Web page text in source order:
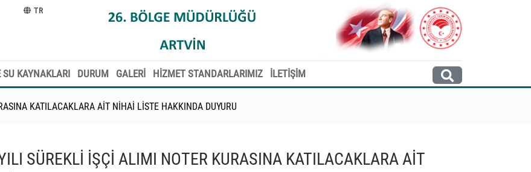
TR
SU KAYNAKLARI DURUM GALERİ HİZMET STANDARLARIMIZ İLETİŞİM
KATILACAKLARA AİT NİHAİ LİSTE HAKKINDA DUYURU
SÜREKLİ İŞÇİ ALIMI NOTER KURASINA KATILACAKLARA AİT